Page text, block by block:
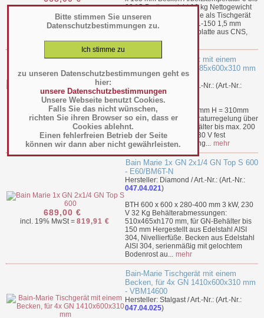
Bitte stimmen Sie unseren
Datenschutzbestimmungen zu.
zu unseren Datenschutzbestimmungen geht es
hier:
unsere Datenschutzbestimmungen
Unsere Webseite benutzt Cookies.
Falls Sie das nicht wünschen,
richten Sie ihren Browser so ein, dass er
Cookies ablehnt.
Einen fehlerfreien Betrieb der Seite
können wir dann aber nicht gewährleisten.
incl. 19% MwSt =794,92 €
90 °C Bruttogewicht 16 kg Nettogewicht
11 kg Elektro-Bain-Marie als Tischgerät
mit 1 Becken für GN 1-1-150 1,5 mm
starke Front- und Deckplatte aus CNS,
S...mehr
675,00 €
incl. 19% MwSt =803,25 €
Bain-Marie Tischgerät mit einem
Becken, für 3x GN 1085x600x310 mm
- VBM11600
Hersteller: Stalgast / Art.-Nr.: (Art.-Nr.:
047.04.024)
BTH 1085 x 600 x 310 mm H = 310mm
mit Ablassventil Temperaturregelung über
Thermostat für GN-Behälter bis max. 200
mm Höhe Spannung 230 V fest
verschweißte Ausführung... mehr
689,00 €
incl. 19% MwSt = 819,91 €
Bain Marie 1x GN 2x1/4 GN Top S 600
- E60/BM6T-N
Hersteller: Diamond / Art.-Nr.: (Art.-Nr.:
047.04.021)
BTH 600 x 600 x 280-400 mm 3 kW, 230
V 32 Kg Behälterabmessungen:
510x465xh170 mm, für GN-Behälter bis
150 mm Hergestellt aus Edelstahl AISI
304, Nivellierfüße. Becken aus Edelstahl
AISI 304, serienmäßig mit gelochtem
Bodenrost au... mehr
Bain-Marie Tischgerät mit einem
Becken, für 4x GN 1410x600x310 mm
- VBM14600
Hersteller: Stalgast / Art.-Nr.: (Art.-Nr.:
047.04.025)